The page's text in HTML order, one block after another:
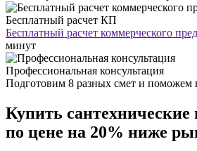
Бесплатный расчет КП
Бесплатный расчет коммерческого
минут
Профессиональная консультация
Подготовим 8 разных смет и поможем
Купить сантехнические
по цене на 20% ниже